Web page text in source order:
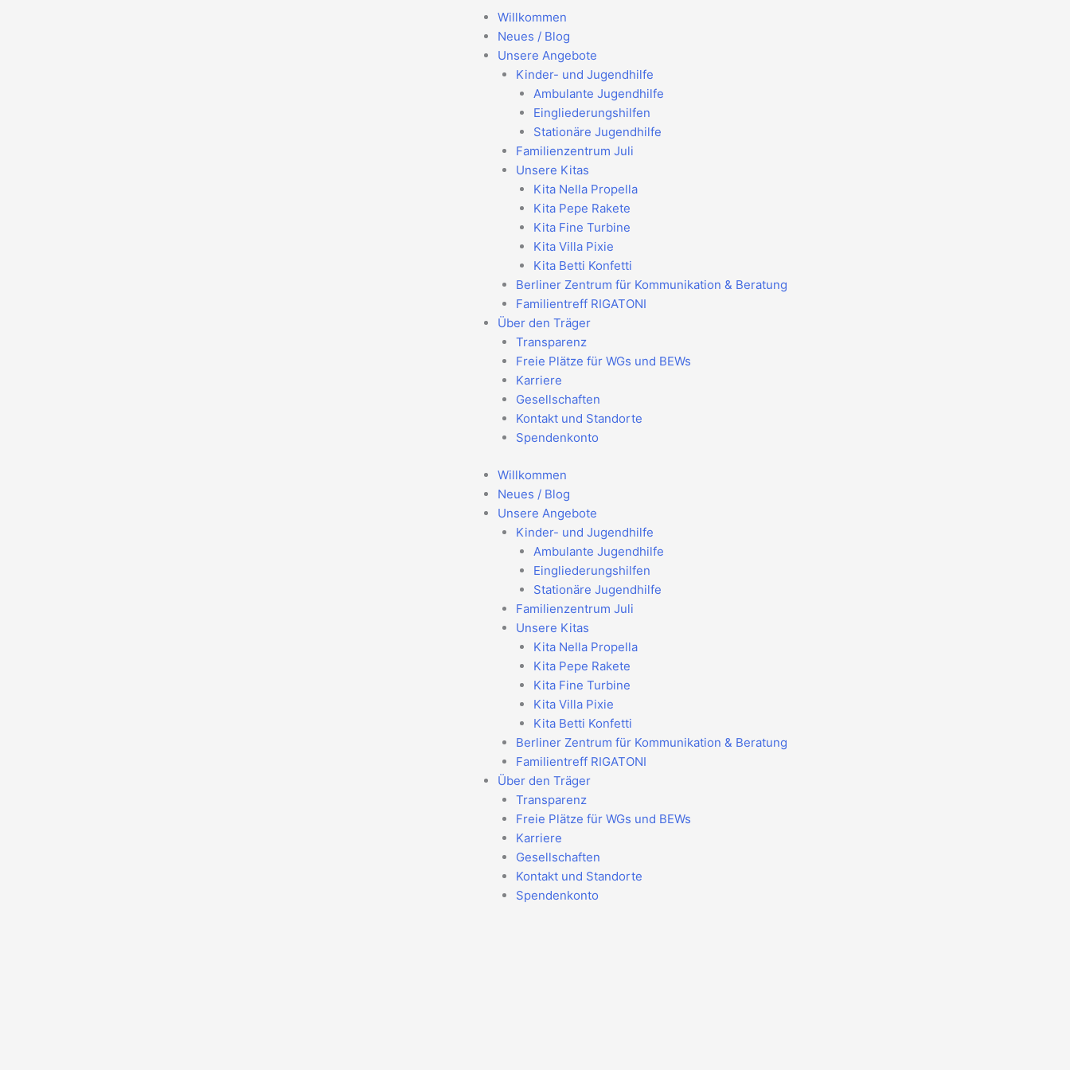
Willkommen
Neues / Blog
Unsere Angebote
Kinder- und Jugendhilfe
Ambulante Jugendhilfe
Eingliederungshilfen
Stationäre Jugendhilfe
Familienzentrum Juli
Unsere Kitas
Kita Nella Propella
Kita Pepe Rakete
Kita Fine Turbine
Kita Villa Pixie
Kita Betti Konfetti
Berliner Zentrum für Kommunikation & Beratung
Familientreff RIGATONI
Über den Träger
Transparenz
Freie Plätze für WGs und BEWs
Karriere
Gesellschaften
Kontakt und Standorte
Spendenkonto
Willkommen
Neues / Blog
Unsere Angebote
Kinder- und Jugendhilfe
Ambulante Jugendhilfe
Eingliederungshilfen
Stationäre Jugendhilfe
Familienzentrum Juli
Unsere Kitas
Kita Nella Propella
Kita Pepe Rakete
Kita Fine Turbine
Kita Villa Pixie
Kita Betti Konfetti
Berliner Zentrum für Kommunikation & Beratung
Familientreff RIGATONI
Über den Träger
Transparenz
Freie Plätze für WGs und BEWs
Karriere
Gesellschaften
Kontakt und Standorte
Spendenkonto